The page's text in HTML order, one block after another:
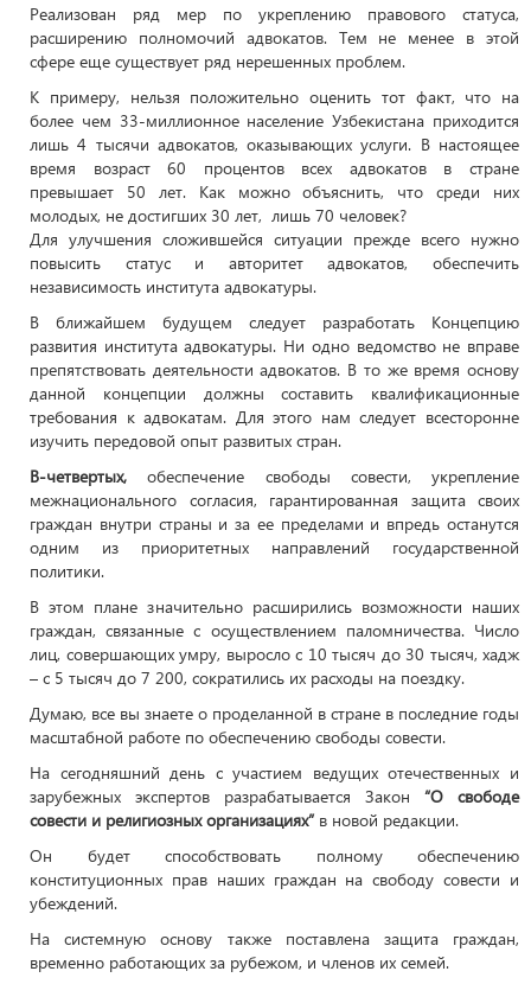
Реализован ряд мер по укреплению правового статуса,
расширению полномочий адвокатов. Тем не менее в этой
сфере еще существует ряд нерешенных проблем.
К примеру, нельзя положительно оценить тот факт, что на
более чем 33-миллионное население Узбекистана приходится
лишь 4 тысячи адвокатов, оказывающих услуги. В настоящее
время возраст 60 процентов всех адвокатов в стране
превышает 50 лет. Как можно объяснить, что среди них
молодых, не достигших 30 лет, лишь 70 человек?
Для улучшения сложившейся ситуации прежде всего нужно
повысить статус и авторитет адвокатов, обеспечить
независимость института адвокатуры.
В ближайшем будущем следует разработать Концепцию
развития института адвокатуры. Ни одно ведомство не вправе
препятствовать деятельности адвокатов. В то же время основу
данной концепции должны составить квалификационные
требования к адвокатам. Для этого нам следует всесторонне
изучить передовой опыт развитых стран.
В-четвертых, обеспечение свободы совести, укрепление
межнационального согласия, гарантированная защита своих
граждан внутри страны и за ее пределами и впредь останутся
одним из приоритетных направлений государственной
политики.
В этом плане значительно расширились возможности наших
граждан, связанные с осуществлением паломничества. Число
лиц, совершающих умру, выросло с 10 тысяч до 30 тысяч, хадж
– с 5 тысяч до 7 200, сократились их расходы на поездку.
Думаю, все вы знаете о проделанной в стране в последние годы
масштабной работе по обеспечению свободы совести.
На сегодняшний день с участием ведущих отечественных и
зарубежных экспертов разрабатывается Закон “О свободе
совести и религиозных организациях” в новой редакции.
Он будет способствовать полному обеспечению
конституционных прав наших граждан на свободу совести и
убеждений.
На системную основу также поставлена защита граждан,
временно работающих за рубежом, и членов их семей.